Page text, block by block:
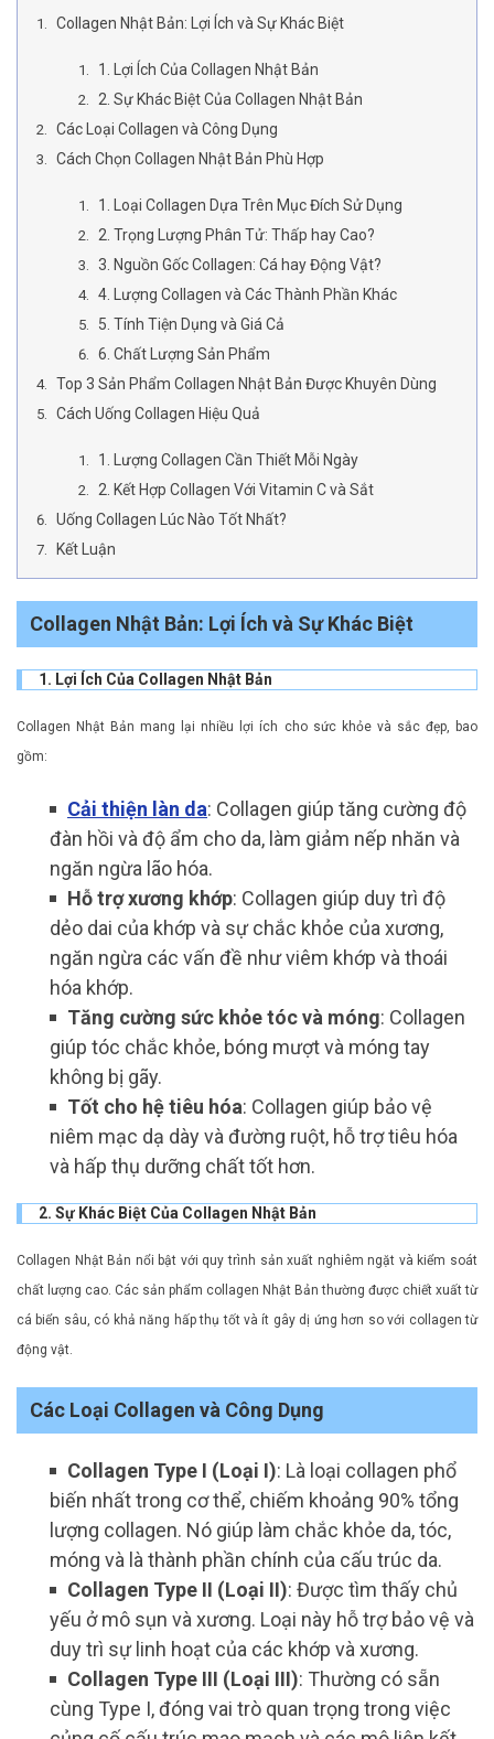
Collagen Nhật Bản: Lợi Ích và Sự Khác Biệt
1. Lợi Ích Của Collagen Nhật Bản
2. Sự Khác Biệt Của Collagen Nhật Bản
Các Loại Collagen và Công Dụng
Cách Chọn Collagen Nhật Bản Phù Hợp
1. Loại Collagen Dựa Trên Mục Đích Sử Dụng
2. Trọng Lượng Phân Tử: Thấp hay Cao?
3. Nguồn Gốc Collagen: Cá hay Động Vật?
4. Lượng Collagen và Các Thành Phần Khác
5. Tính Tiện Dụng và Giá Cả
6. Chất Lượng Sản Phẩm
Top 3 Sản Phẩm Collagen Nhật Bản Được Khuyên Dùng
Cách Uống Collagen Hiệu Quả
1. Lượng Collagen Cần Thiết Mỗi Ngày
2. Kết Hợp Collagen Với Vitamin C và Sắt
Uống Collagen Lúc Nào Tốt Nhất?
Kết Luận
Collagen Nhật Bản: Lợi Ích và Sự Khác Biệt
1. Lợi Ích Của Collagen Nhật Bản
Collagen Nhật Bản mang lại nhiều lợi ích cho sức khỏe và sắc đẹp, bao
gồm:
Cải thiện làn da: Collagen giúp tăng cường độ
đàn hồi và độ ẩm cho da, làm giảm nếp nhăn và
ngăn ngừa lão hóa.
Hỗ trợ xương khớp: Collagen giúp duy trì độ
dẻo dai của khớp và sự chắc khỏe của xương,
ngăn ngừa các vấn đề như viêm khớp và thoái
hóa khớp.
Tăng cường sức khỏe tóc và móng: Collagen
giúp tóc chắc khỏe, bóng mượt và móng tay
không bị gãy.
Tốt cho hệ tiêu hóa: Collagen giúp bảo vệ
niêm mạc dạ dày và đường ruột, hỗ trợ tiêu hóa
và hấp thụ dưỡng chất tốt hơn.
2. Sự Khác Biệt Của Collagen Nhật Bản
Collagen Nhật Bản nổi bật với quy trình sản xuất nghiêm ngặt và kiểm soát
chất lượng cao. Các sản phẩm collagen Nhật Bản thường được chiết xuất từ
cá biển sâu, có khả năng hấp thụ tốt và ít gây dị ứng hơn so với collagen từ
động vật.
Các Loại Collagen và Công Dụng
Collagen Type I (Loại I): Là loại collagen phổ
biến nhất trong cơ thể, chiếm khoảng 90% tổng
lượng collagen. Nó giúp làm chắc khỏe da, tóc,
móng và là thành phần chính của cấu trúc da.
Collagen Type II (Loại II): Được tìm thấy chủ
yếu ở mô sụn và xương. Loại này hỗ trợ bảo vệ và
duy trì sự linh hoạt của các khớp và xương.
Collagen Type III (Loại III): Thường có sẵn
cùng Type I, đóng vai trò quan trọng trong việc